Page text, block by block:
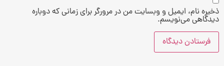
ذخیره نام، ایمیل و وبسایت من در مرورگر برای زمانی که دوباره
دیدگاهی می‌نویسم.